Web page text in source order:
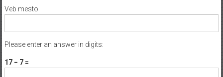
Veb mesto
Please enter an answer in digits:
17 − 7 =